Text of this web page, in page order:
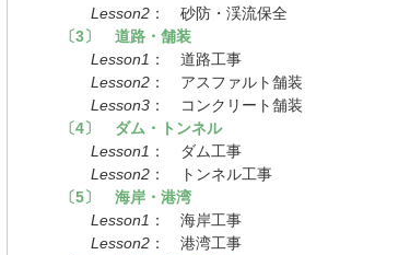
Lesson2 ： 砂防・渓流保全
〔3〕 道路・舗装
Lesson1 ： 道路工事
Lesson2 ： アスファルト舗装
Lesson3 ： コンクリート舗装
〔4〕 ダム・トンネル
Lesson1 ： ダム工事
Lesson2 ： トンネル工事
〔5〕 海岸・港湾
Lesson1 ： 海岸工事
Lesson2 ： 港湾工事